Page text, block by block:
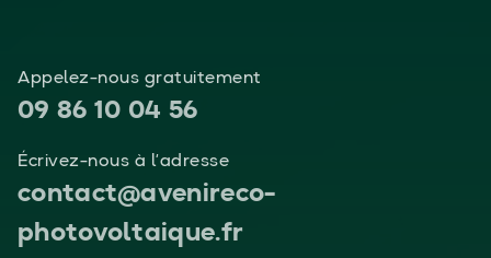
Appelez-nous gratuitement
09 86 10 04 56
Écrivez-nous à l’adresse
contact@avenireco-
photovoltaique.fr